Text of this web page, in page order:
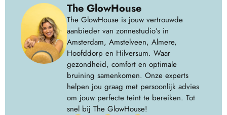
The GlowHouse
The GlowHouse is jouw vertrouwde
aanbieder van zonnestudio’s in
Amsterdam, Amstelveen, Almere,
Hoofddorp en Hilversum. Waar
gezondheid, comfort en optimale
bruining samenkomen. Onze experts
helpen jou graag met persoonlijk advies
om jouw perfecte teint te bereiken. Tot
snel bij The GlowHouse!